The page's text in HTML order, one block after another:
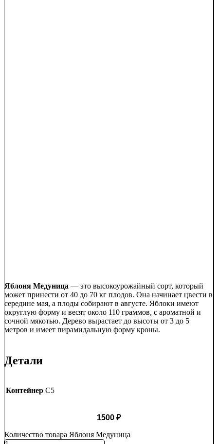
Яблоня Медуница — это высокоурожайный сорт, который
может принести от 40 до 70 кг плодов. Она начинает цвести в
середине мая, а плоды собирают в августе. Яблоки имеют
округлую форму и весят около 110 граммов, с ароматной и
сочной мякотью. Дерево вырастает до высоты от 3 до 5
метров и имеет пирамидальную форму кроны.
Детали
Контейнер C5
1500 ₽
Количество товара Яблоня Медуница